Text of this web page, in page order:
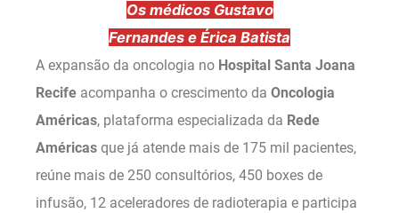
Os médicos Gustavo
Fernandes e Érica Batista
A expansão da oncologia no Hospital Santa Joana
Recife acompanha o crescimento da Oncologia
Américas, plataforma especializada da Rede
Américas que já atende mais de 175 mil pacientes,
reúne mais de 250 consultórios, 450 boxes de
infusão, 12 aceleradores de radioterapia e participa